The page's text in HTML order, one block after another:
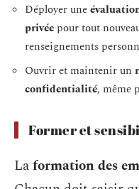
Déployer une
privée pour tout
renseignements
Ouvrir et maintenir un
confidentialité, même
Former et
Laformation des